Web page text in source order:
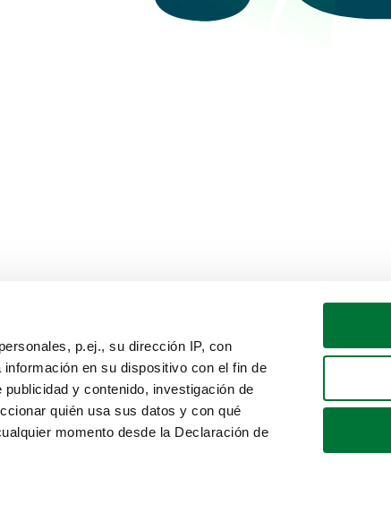
p.ej., su dirección IP, con
en su dispositivo con el fin de
y contenido, investigación de
quién usa sus datos y con qué
momento desde la Declaración de